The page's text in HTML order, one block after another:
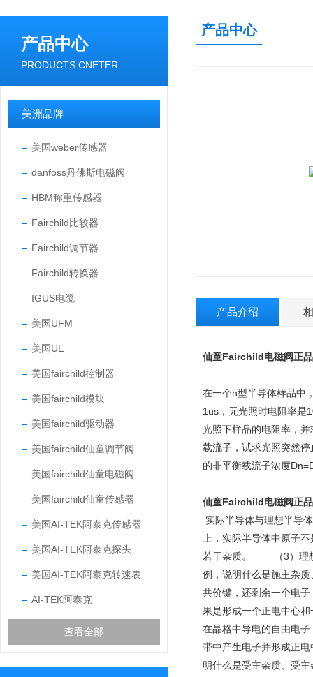
产品中心
PRODUCTS CNETER
美洲品牌
美国weber传感器
danfoss丹佛斯电磁阀
HBM称重传感器
Fairchild比较器
Fairchild调节器
Fairchild转换器
IGUS电缆
美国UFM
美国UE
美国fairchild控制器
美国fairchild模块
美国fairchild驱动器
美国fairchild仙童调节阀
美国fairchild仙童电磁阀
美国fairchild仙童传感器
美国AI-TEK阿泰克传感器
美国AI-TEK阿泰克探头
美国AI-TEK阿泰克转速表
AI-TEK阿泰克
查看全部
产品中心
产品介绍
仙童Fairchild电磁阀正
在一个n型半导体样品中
1us，无光照时电阻率是
光照下样品的电阻率，
载流子，试求光照突然
的非平衡载流子浓度
仙童Fairchild电磁阀正
实际半导体与理想半导
上，实际半导体中原子
若干杂质。 （3）理想
例，说明什么是施主杂
共价键，还剩余一个电
果是形成一个正电中心
在晶格中导电的自由电
带中产生电子并形成正
明什么是受主杂质、受